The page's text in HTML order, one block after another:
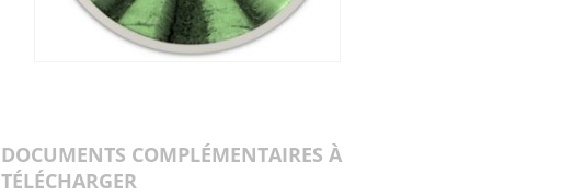
DOCUMENTS COMPLÉMENTAIRES À
TÉLÉCHARGER